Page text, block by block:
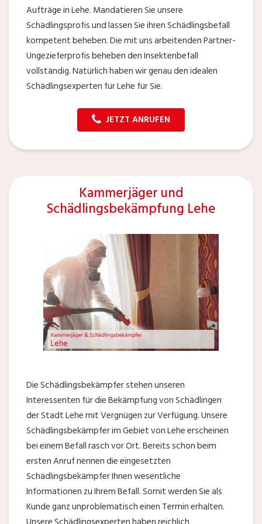
Aufträge in Lehe. Mandatieren Sie unsere
Schädlingsprofis und lassen Sie ihren Schädlingsbefall
kompetent beheben. Die mit uns arbeitenden Partner-
Ungezieferprofis beheben den Insektenbefall
vollständig. Natürlich haben wir genau den idealen
Schädlingsexperten für Lehe für Sie.
JETZT ANRUFEN
Kammerjäger und
Schädlingsbekämpfung Lehe
Die Schädlingsbekämpfer stehen unseren
Interessenten für die Bekämpfung von Schädlingen
der Stadt Lehe mit Vergnügen zur Verfügung. Unsere
Schädlingsbekämpfer im Gebiet von Lehe erscheinen
bei einem Befall rasch vor Ort. Bereits schon beim
ersten Anruf nennen die eingesetzten
Schädlingsbekämpfer Ihnen wesentliche
Informationen zu Ihrem Befall. Somit werden Sie als
Kunde ganz unproblematisch einen Termin erhalten.